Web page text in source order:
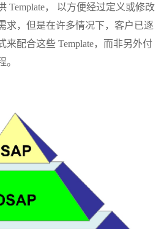
Template， 以方便经过定义或修改
求，但是在许多情况下，客户已逐
来配合这些 Template，而非另外付
。